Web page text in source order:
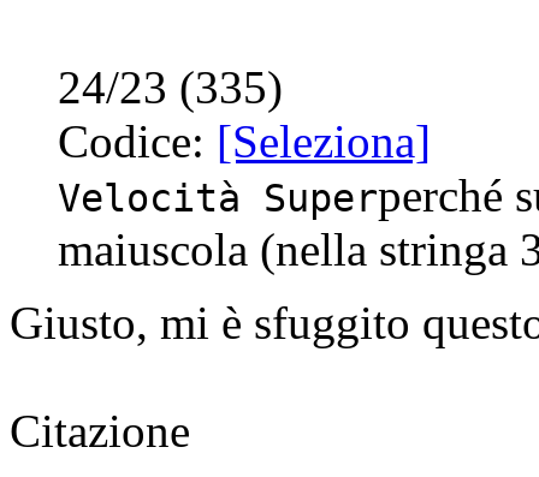
24/23 (335)
Codice: [Seleziona]
Velocità Superperché
maiuscola (nella stringa
Giusto, mi è sfuggito
Citazione